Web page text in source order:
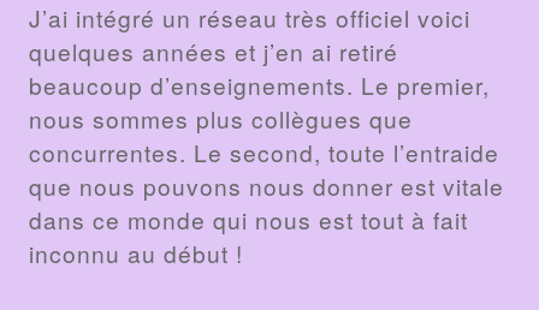
J’ai intégré un réseau très officiel voici
quelques années et j’en ai retiré
beaucoup d’enseignements. Le premier,
nous sommes plus collègues que
concurrentes. Le second, toute l’entraide
que nous pouvons nous donner est vitale
dans ce monde qui nous est tout à fait
inconnu au début !